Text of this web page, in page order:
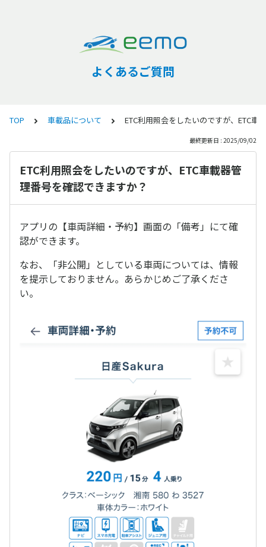
よくあるご質問
TOP 車載品について ETC利用照会をしたいのですが、ETC車
最終更新日 : 2025/09/02
ETC利用照会をしたいのですが、ETC車載器管
理番号を確認できますか？
アプリの【車両詳細・予約】画面の「備考」にて確
認ができます。
なお、「非公開」としている車両については、情報
を提示しておりません。あらかじめご了承くださ
い。